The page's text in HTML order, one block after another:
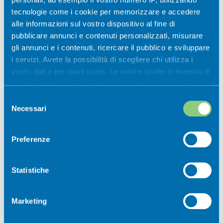
tecnologie come i cookie per memorizzare e accedere
alle informazioni sul vostro dispositivo al fine di
pubblicare annunci e contenuti personalizzati, misurare
gli annunci e i contenuti, ricercare il pubblico e sviluppare
i servizi. Avete la possibilità di scegliere chi utilizza i
vostri dati e per quali scopi. Le vostre scelte in materia di
privacy sono applicabili solo su questa proprietà digitale
modificare o revocare il proprio consenso in qualsiasi
momento dalla Dichiarazione sui cookie o facendo clic
raccogliere informazioni sulla tua posizione
geografica, con un'approssimazione di qualche
Identificare il tuo dispositivo, scansionandolo
delNecessari
Preferenze
Statistiche
Marketing
museali 2026
Casazza
non perdere nessuna novità dal mondo
della Val Cavallina.